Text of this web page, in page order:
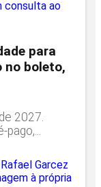
para
no boleto,
2027.